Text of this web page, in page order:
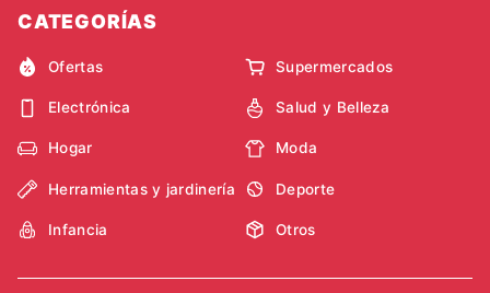
CATEGORÍAS
Ofertas Supermercados
Electrónica Salud y Belleza
Hogar Moda
Herramientas y jardinería Deporte
Infancia Otros